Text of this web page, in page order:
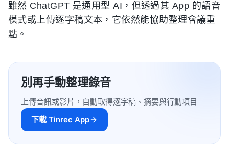
雖然 ChatGPT 是通用型 AI，但透過其 App 的語音
模式或上傳逐字稿文本，它依然能協助整理會議重
點。
別再手動整理錄音
上傳音訊或影片，自動取得逐字稿、摘要與行動項目
下載 Tinrec App